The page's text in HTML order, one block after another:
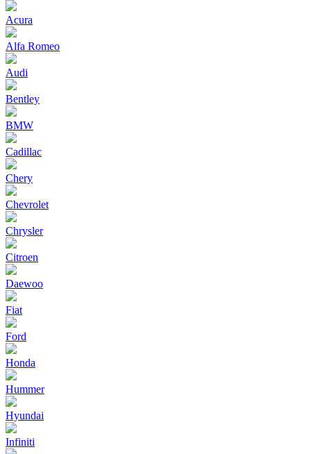
Acura
Alfa Romeo
Audi
Bentley
BMW
Cadillac
Chery
Chevrolet
Chrysler
Citroen
Daewoo
Fiat
Ford
Honda
Hummer
Hyundai
Infiniti